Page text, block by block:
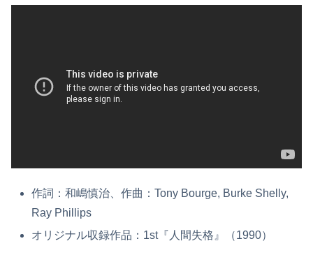
作詞：和嶋慎治、作曲：Tony Bourge, Burke Shelly,
Ray Phillips
オリジナル収録作品：1st『人間失格』（1990）